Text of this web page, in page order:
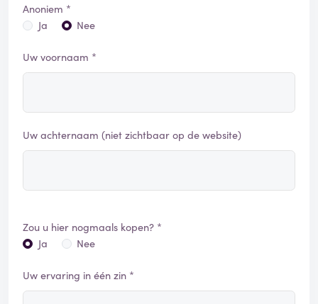
Anoniem *
Ja
Nee
Uw voornaam *
Uw achternaam (niet zichtbaar op de website)
Zou u hier nogmaals kopen? *
Ja
Nee
Uw ervaring in één zin *